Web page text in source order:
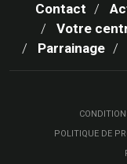
Contact
Votre
Parrainage
POLITIQUE DE